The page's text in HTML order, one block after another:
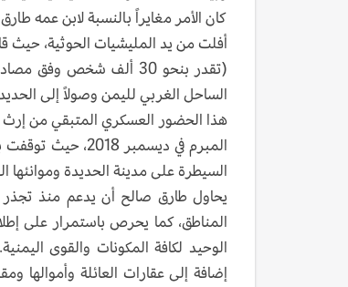
كان الأمر مغايراً بالنسبة لابن عمه
أفلت من يد المليشيات الحوثية، حيث
(تقدر بنحو 30 ألف شخص
الساحل الغربي لليمن وصولاً إلى
هذا الحضور العسكري المتبقي من
المبرم في
السيطرة على مدينة الحديدة وموانئها الـ
يحاول طارق صالح أن يدعم منذ
المناطق، كما يحرص باستمرار على
الوحيد لكافة المكونات والقوى
إضافة إلى عقارات العائلة وأموالها